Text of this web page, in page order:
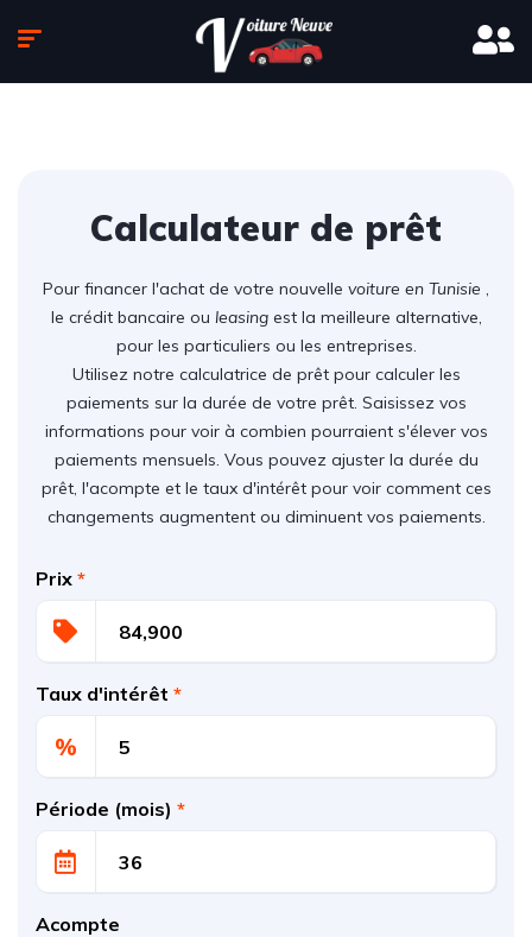
Calculateur de prêt
Pour financer l'achat de votre nouvelle voiture en Tunisie ,
le crédit bancaire ou leasingest la meilleure alternative,
pour les particuliers ou les entreprises.
Utilisez notre calculatrice de prêt pour calculer les
paiements sur la durée de votre prêt. Saisissez vos
informations pour voir à combien pourraient s'élever vos
paiements mensuels. Vous pouvez ajuster la durée du
prêt, l'acompte et le taux d'intérêt pour voir comment ces
changements augmentent ou diminuent vos paiements.
Prix *
Taux d'intérêt *
%
Période (mois) *
Acompte